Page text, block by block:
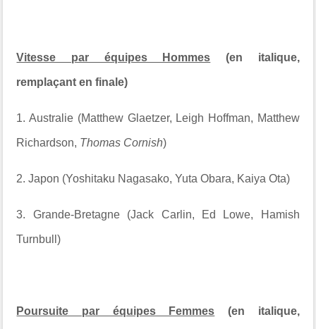
Vitesse par équipes Hommes (en italique,
remplaçant en finale)
1. Australie (Matthew Glaetzer, Leigh Hoffman, Matthew
Richardson, Thomas Cornish)
2. Japon (Yoshitaku Nagasako, Yuta Obara, Kaiya Ota)
3. Grande-Bretagne (Jack Carlin, Ed Lowe, Hamish
Turnbull)
Poursuite par équipes Femmes (en italique,